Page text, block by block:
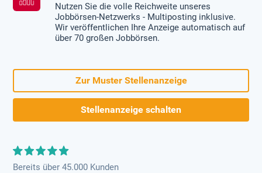
Nutzen Sie die volle Reichweite unseres
Jobbörsen-Netzwerks - Multiposting inklusive.
Wir veröffentlichen Ihre Anzeige automatisch auf
über 70 großen Jobbörsen.
Zur Muster Stellenanzeige
Stellenanzeige schalten
Bereits über 45.000 Kunden